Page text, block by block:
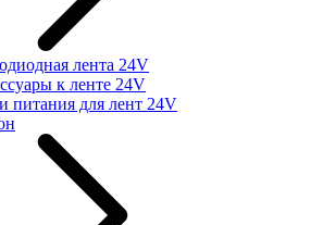
лента 24V
к ленте 24V
питания для лент 24V